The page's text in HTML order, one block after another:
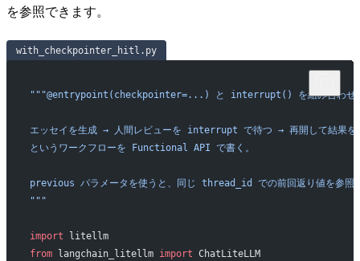
を参照できます。
with_checkpointer_hitl.py
"""@entrypoint(checkpointer=...) と interrupt() を組み合わせた
エッセイを生成 → 人間レビューを interrupt で待つ → 再開して結果を
というワークフローを Functional API で書く。
previous パラメータを使うと、同じ thread_id での前回返り値を参照
"""
import litellm
from langchain_litellm import ChatLiteLLM